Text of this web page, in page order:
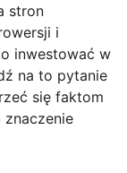
stron
i
inwestować w
na to pytanie
się faktom
znaczenie